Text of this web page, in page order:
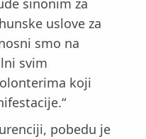
uslove za
smo na
svim
koji
pobedu je